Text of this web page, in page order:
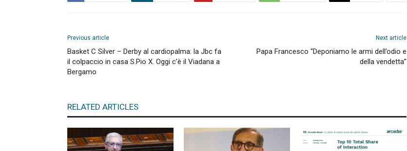
Previous article
Basket C Silver – Derby al cardiopalma: la Jbc fa
il colpaccio in casa S.Pio X. Oggi c’è il Viadana a
Bergamo
Next article
Papa Francesco “Deponiamo le armi dell’odio e
della vendetta”
RELATED ARTICLES